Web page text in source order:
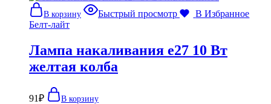
В корзину Быстрый просмотр
В Избранное
Белт-лайт
Лампа накаливания e27 10 Вт
желтая колба
91₽ В корзину